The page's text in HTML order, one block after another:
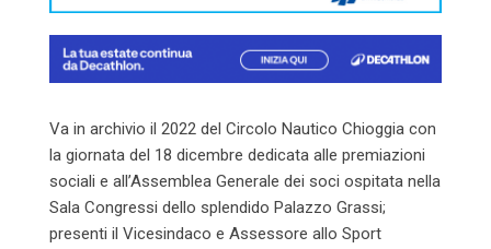
Va in archivio il 2022 del Circolo Nautico Chioggia con
la giornata del 18 dicembre dedicata alle premiazioni
sociali e all’Assemblea Generale dei soci ospitata nella
Sala Congressi dello splendido Palazzo Grassi;
presenti il Vicesindaco e Assessore allo Sport